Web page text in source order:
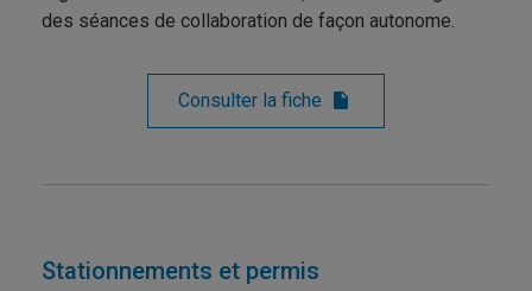
des séances de collaboration de façon autonome.
Consulter la fiche
Stationnements et permis